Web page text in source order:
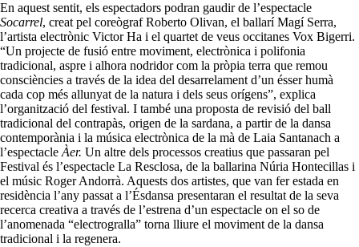
En aquest sentit, els espectadors podran gaudir de l’espectacle
Socarrel, creat pel coreògraf Roberto Olivan, el ballarí Magí Serra,
l’artista electrònic Victor Ha i el quartet de veus occitanes Vox Bigerri.
“Un projecte de fusió entre moviment, electrònica i polifonia
tradicional, aspre i alhora nodridor com la pròpia terra que remou
consciències a través de la idea del desarrelament d’un ésser humà
cada cop més allunyat de la natura i dels seus orígens”, explica
l’organització del festival. I també una proposta de revisió del ball
tradicional del contrapàs, origen de la sardana, a partir de la dansa
contemporània i la música electrònica de la mà de Laia Santanach a
l’espectacleÀer. Un altre dels processos creatius que passaran pel
Festival és l’espectacle La Resclosa, de la ballarina Núria Hontecillas i
el músic Roger Andorrà. Aquests dos artistes, que van fer estada en
residència l’any passat a l’Ésdansa presentaran el resultat de la seva
recerca creativa a través de l’estrena d’un espectacle on el so de
l’anomenada “electrogralla” torna lliure el moviment de la dansa
tradicional i la regenera.